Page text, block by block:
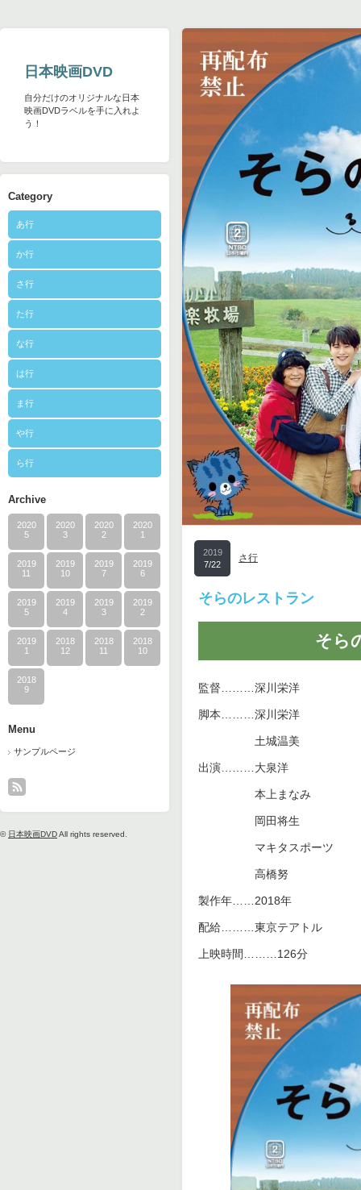
日本映画DVD
自分だけのオリジナルな日本
映画DVDラベルを手に入れよ
う！
Category
あ行
か行
さ行
た行
な行
は行
ま行
や行
ら行
Archive
2020
5
2020
3
2020
2
2020
1
2019
11
2019
10
2019
7
2019
6
2019
5
2019
4
2019
3
2019
2
2019
1
2018
12
2018
11
2018
10
2018
9
Menu
サンプルページ
© 日本映画DVDAll rights reserved.
2019
7/22
さ行
そらのレストラン
そら
監督………深川栄洋
脚本………深川栄洋
土城温美
出演………大泉洋
本上まなみ
岡田将生
マキタスポーツ
高橋
製作年……2018年
配給………東京テアトル
上映時間………126分